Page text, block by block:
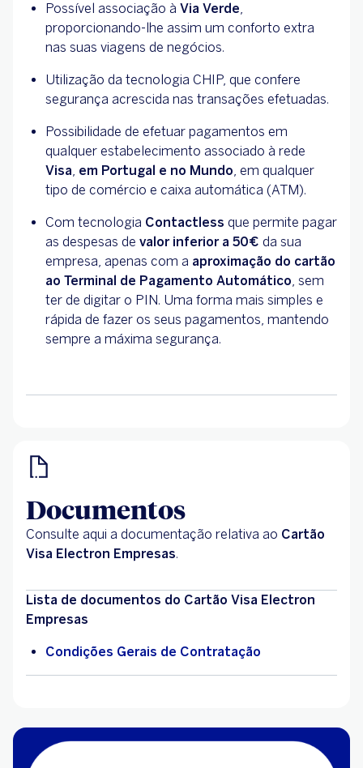
Possível associação à Via Verde,
proporcionando-lhe assim um conforto extra
nas suas viagens de negócios.
Utilização da tecnologia CHIP, que confere
segurança acrescida nas transações efetuadas.
Possibilidade de efetuar pagamentos em
qualquer estabelecimento associado à rede
Visa, em Portugal e no Mundo, em qualquer
tipo de comércio e caixa automática (ATM).
Com tecnologia Contactless que permite pagar
as despesas de valor inferior a 50€ da sua
empresa, apenas com a aproximação do cartão
ao Terminal de Pagamento Automático, sem
ter de digitar o PIN. Uma forma mais simples e
rápida de fazer os seus pagamentos, mantendo
sempre a máxima segurança.
Documentos
Consulte aqui a documentação relativa ao Cartão
Visa Electron Empresas.
Lista de documentos do Cartão Visa Electron
Empresas
Condições Gerais de Contratação